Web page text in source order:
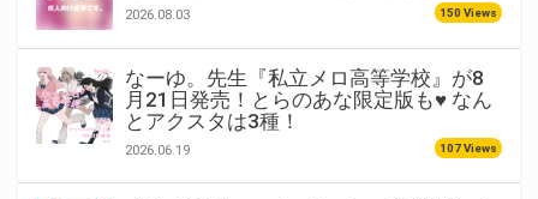
2026.08.03 150 Views
なーゆ。先生『私立メロ高等学校』が8
月21日発売！とらのあな限定版も♥ なん
とアクスタは3種！
2026.06.19 107 Views